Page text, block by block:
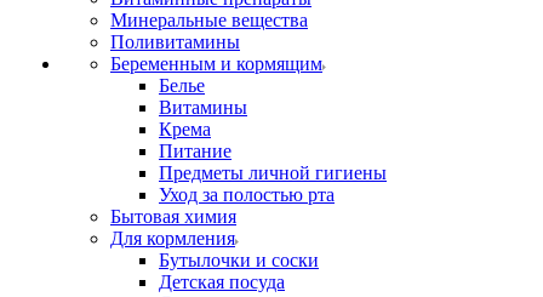
Минеральные вещества
Поливитамины
Беременным и кормящим
Белье
Витамины
Крема
Питание
Предметы личной гигиены
Уход за полостью рта
Бытовая химия
Для кормления
Бутылочки и соски
Детская посуда